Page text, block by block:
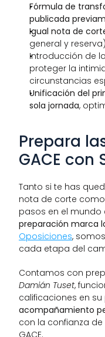
Fórmula de
publicada
Igual nota de
general y
Introducción de la
proteger la
circunstancias
Unificación del
sola jornada,
Prepara
GACE con
Tanto si te has
nota de corte
pasos en el mundo
preparación marca
Oposiciones,
cada etapa del
Damián Tuset,
acompañamiento
con la confianza
GACE.